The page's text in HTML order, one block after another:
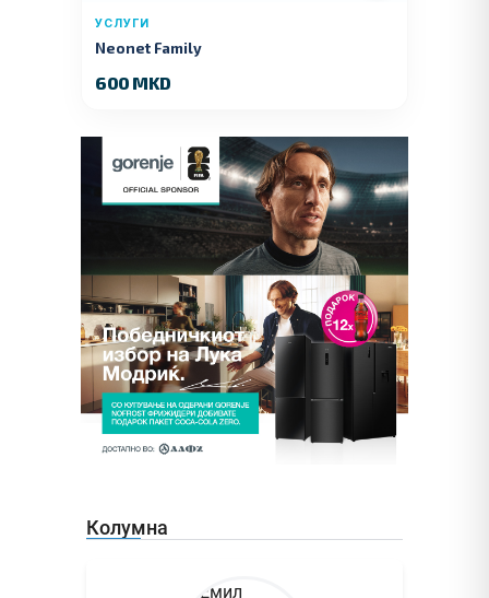
УСЛУГИ
Neonet Family
600 MKD
Колумна